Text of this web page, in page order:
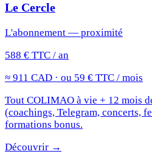
Le Cercle
L'abonnement — proximité
588 € TTC / an
≈ 911 CAD · ou 59 € TTC / mois
Tout COLIMAO à vie + 12 mois
(coachings, Telegram, concerts,
formations bonus.
Découvrir →